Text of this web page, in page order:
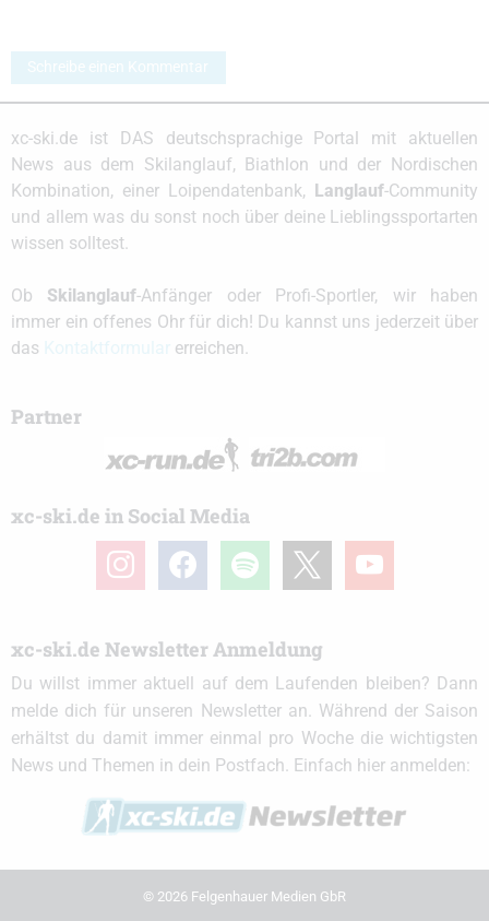
Schreibe einen Kommentar
xc-ski.de ist DAS deutschsprachige Portal mit aktuellen
News aus dem Skilanglauf, Biathlon und der Nordischen
Kombination, einer Loipendatenbank,
Langlauf-Community
und allem was du sonst noch über deine Lieblingssportarten
wissen solltest.
Ob Skilanglauf-Anfänger oder Profi-Sportler, wir haben
immer ein offenes Ohr für dich! Du kannst uns jederzeit über
das
erreichen.
Partner
xc-ski.de in Social Media
instagramfacebook spotify youtube
xc-ski.de Newsletter Anmeldung
Du willst immer aktuell auf dem Laufenden bleiben? Dann
melde dich für unseren Newsletter an. Während der Saison
erhältst du damit immer einmal pro Woche die wichtigsten
News und Themen in dein Postfach. Einfach hier anmelden:
© 2026 Felgenhauer Medien GbR